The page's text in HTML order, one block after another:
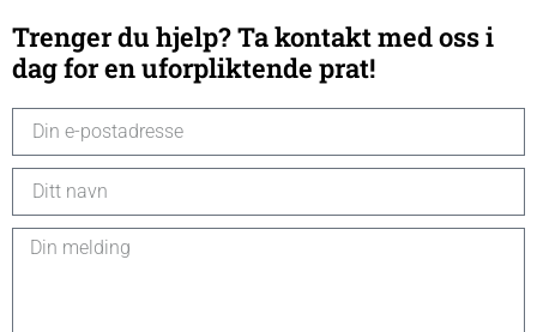
Trenger du hjelp? Ta kontakt med oss i
dag for en uforpliktende prat!